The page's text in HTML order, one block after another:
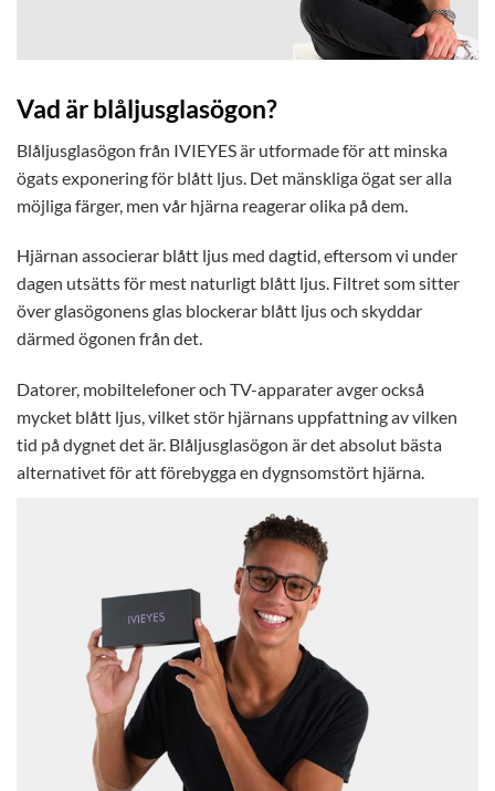
Vad är blåljusglasögon?
Blåljusglasögon från IVIEYES är utformade för att minska
ögats exponering för blått ljus. Det mänskliga ögat ser alla
möjliga färger, men vår hjärna reagerar olika på dem.
Hjärnan associerar blått ljus med dagtid, eftersom vi under
dagen utsätts för mest naturligt blått ljus. Filtret som sitter
över glasögonens glas blockerar blått ljus och skyddar
därmed ögonen från det.
Datorer, mobiltelefoner och TV-apparater avger också
mycket blått ljus, vilket stör hjärnans uppfattning av vilken
tid på dygnet det är. Blåljusglasögon är det absolut bästa
alternativet för att förebygga en dygnsomstört hjärna.